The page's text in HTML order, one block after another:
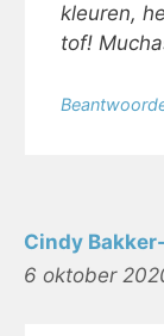
kleuren,
tof!
Cindy
6 oktober